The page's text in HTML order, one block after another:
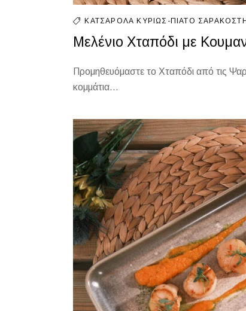
ΚΑΤΣΑΡΌΛΑΚΥΡΊΩΣ-ΠΙΆΤΟ
Μελένιο Χταπόδι με
Προμηθευόμαστε το Χταπόδι από τις
κομμάτια...